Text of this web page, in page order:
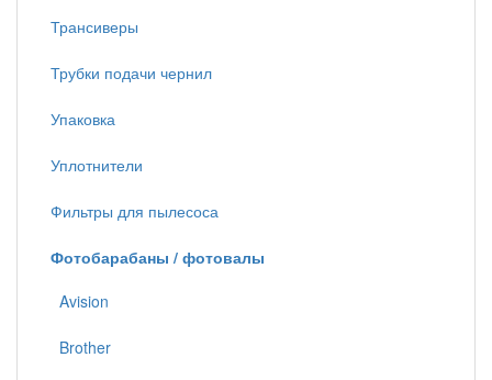
Трансиверы
Трубки подачи чернил
Упаковка
Уплотнители
Фильтры для пылесоса
Фотобарабаны / фотовалы
Avision
Brother